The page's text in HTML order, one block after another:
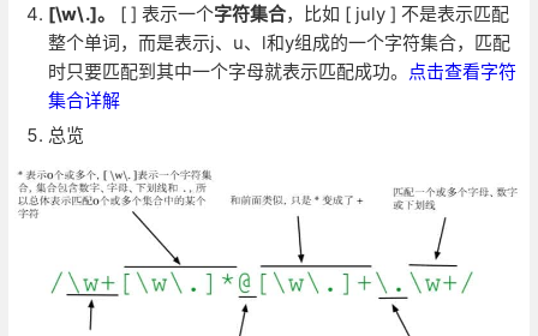
[\w\.]。
[ ] 表示一个字符集合，比如 [ july ] 不是表示匹配
整个单词，而是表示j、u、l和y组成的一个字符集合，匹配
时只要匹配到其中一个字母就表示匹配成功。
点击查看字符
集合详解
总览